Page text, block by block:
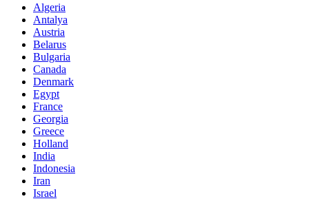
Algeria
Antalya
Austria
Belarus
Bulgaria
Canada
Denmark
Egypt
France
Georgia
Greece
Holland
India
Indonesia
Iran
Israel